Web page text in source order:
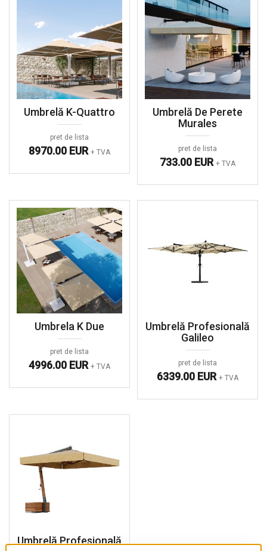
Umbrelă K-Quattro
pret de lista
8970.00 EUR + TVA
Umbrelă De Perete
Murales
pret de lista
733.00 EUR + TVA
Umbrela K Due
pret de lista
4996.00 EUR + TVA
Umbrelă Profesională
Galileo
pret de lista
6339.00 EUR + TVA
Umbrelă Profesională